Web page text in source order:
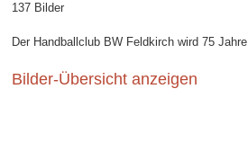
137 Bilder
Der Handballclub BW Feldkirch wird 75 Jahre.
Bilder-Übersicht anzeigen